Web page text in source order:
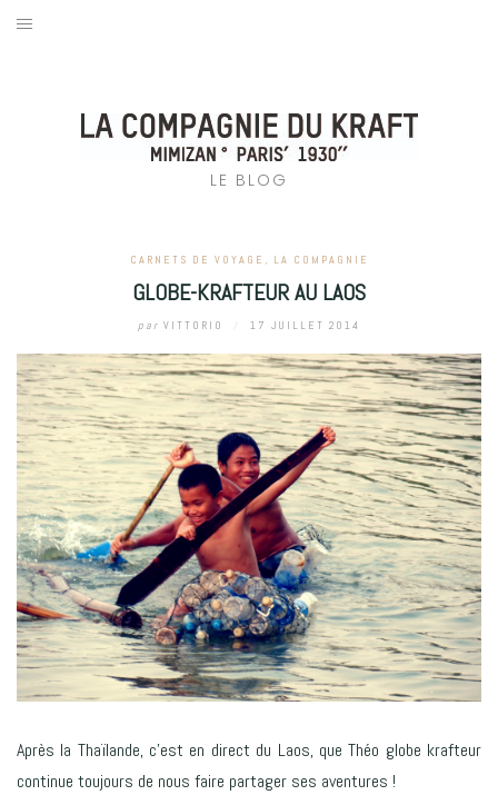
Aller
LE BLOG
CARNETS DE VOYAGE , LA COMPAGNIE
GLOBE-KRAFTEUR AU LAOS
par VITTORIO 17 JUILLET 2014
Après la Thaïlande, c’est en direct du Laos, que Théo globe krafteur
continue toujours de nous faire partager ses aventures !
CARNETS D’ARTISTES
BOUTIQUE EN LIGNE